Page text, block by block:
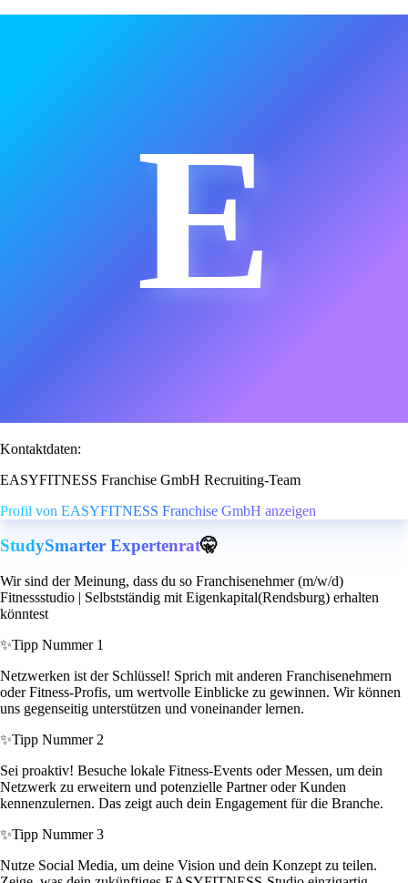
E
Kontaktdaten:
EASYFITNESS Franchise GmbH Recruiting-Team
Profil von EASYFITNESS Franchise GmbH anzeigen
StudySmarter Expertenrat🤫
Wir sind der Meinung, dass du so Franchisenehmer (m/w/d)
Fitnessstudio | Selbstständig mit Eigenkapital(Rendsburg) erhalten
könntest
✨Tipp Nummer 1
Netzwerken ist der Schlüssel! Sprich mit anderen Franchisenehmern
oder Fitness-Profis, um wertvolle Einblicke zu gewinnen. Wir können
uns gegenseitig unterstützen und voneinander lernen.
✨Tipp Nummer 2
Sei proaktiv! Besuche lokale Fitness-Events oder Messen, um dein
Netzwerk zu erweitern und potenzielle Partner oder Kunden
kennenzulernen. Das zeigt auch dein Engagement für die Branche.
✨Tipp Nummer 3
Nutze Social Media, um deine Vision und dein Konzept zu teilen.